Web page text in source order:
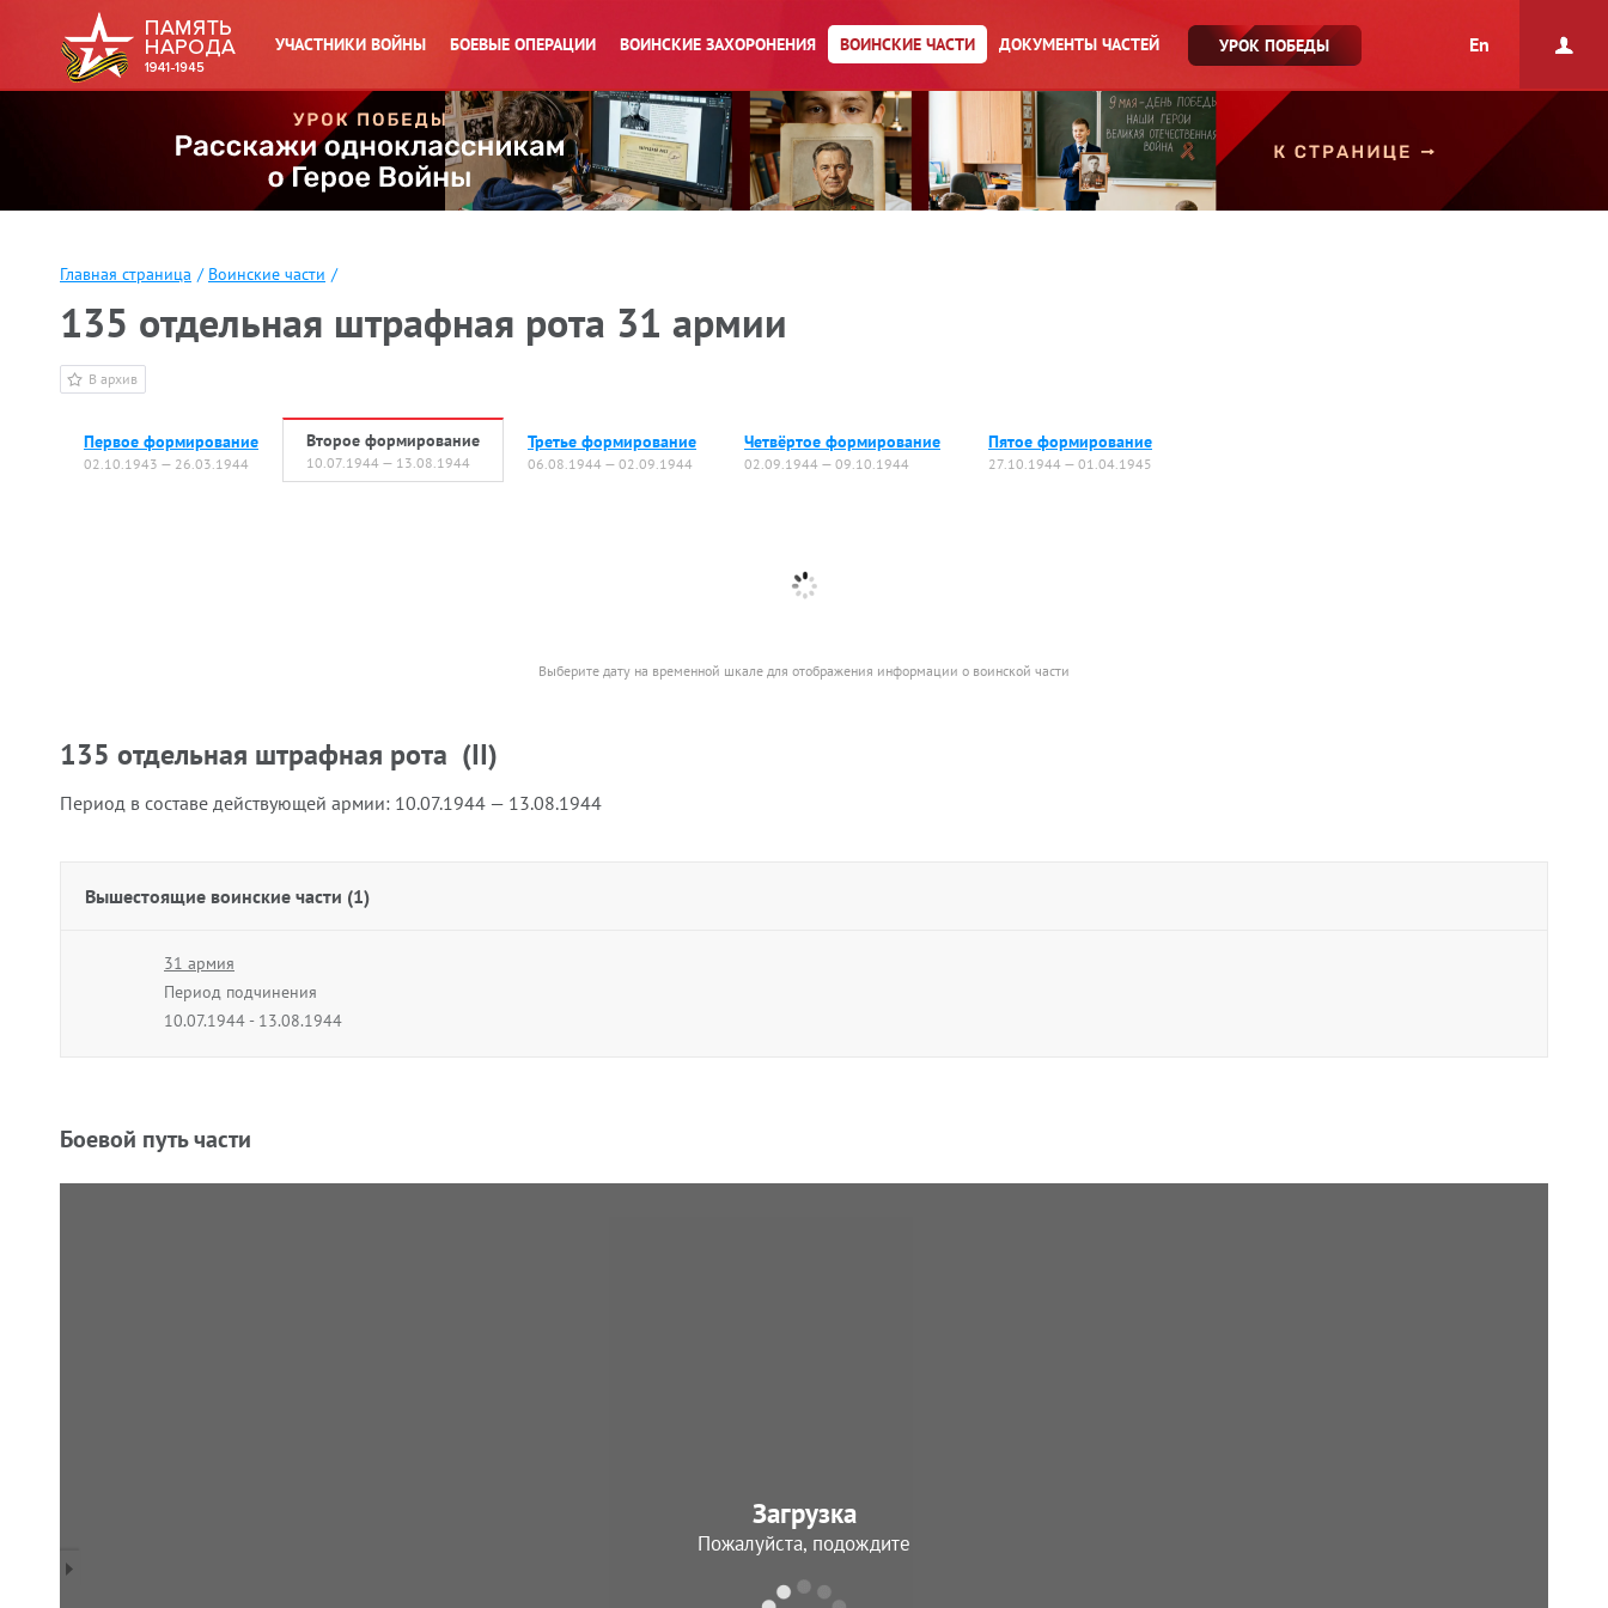
УЧАСТНИКИ ВОЙНЫ БОЕВЫЕ ОПЕРАЦИИ ВОИНСКИЕ ЗАХОРОНЕНИЯ ВОИНСКИЕ ЧАСТИ ДОКУМЕНТЫ ЧАСТЕЙ УРОК ПОБЕДЫ En
Главная страница / Воинские части /
135 отдельная штрафная рота 31 армии
В архив
Первое формирование
02.10.1943 — 26.03.1944
Второе формирование
10.07.1944 — 13.08.1944
Третье формирование
06.08.1944 — 02.09.1944
Четвёртое формирование
02.09.1944 — 09.10.1944
Пятое формирование
27.10.1944 — 01.04.1945
Выберите дату на временной шкале для отображения информации о воинской части
135 отдельная штрафная рота (II)
Период в составе действующей армии: 10.07.1944 — 13.08.1944
Вышестоящие воинские части (1)
31 армия
Период подчинения
10.07.1944 - 13.08.1944
Боевой путь части
Загрузка
Пожалуйста, подождите